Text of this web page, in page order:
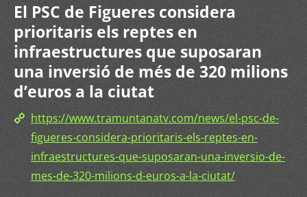
El PSC de Figueres considera
prioritaris els reptes en
infraestructures que suposaran
una inversió de més de 320 milions
d’euros a la ciutat
https://www.tramuntanatv.com/news/el-psc-de-
figueres-considera-prioritaris-els-reptes-en-
infraestructures-que-suposaran-una-inversio-de-
mes-de-320-milions-d-euros-a-la-ciutat/